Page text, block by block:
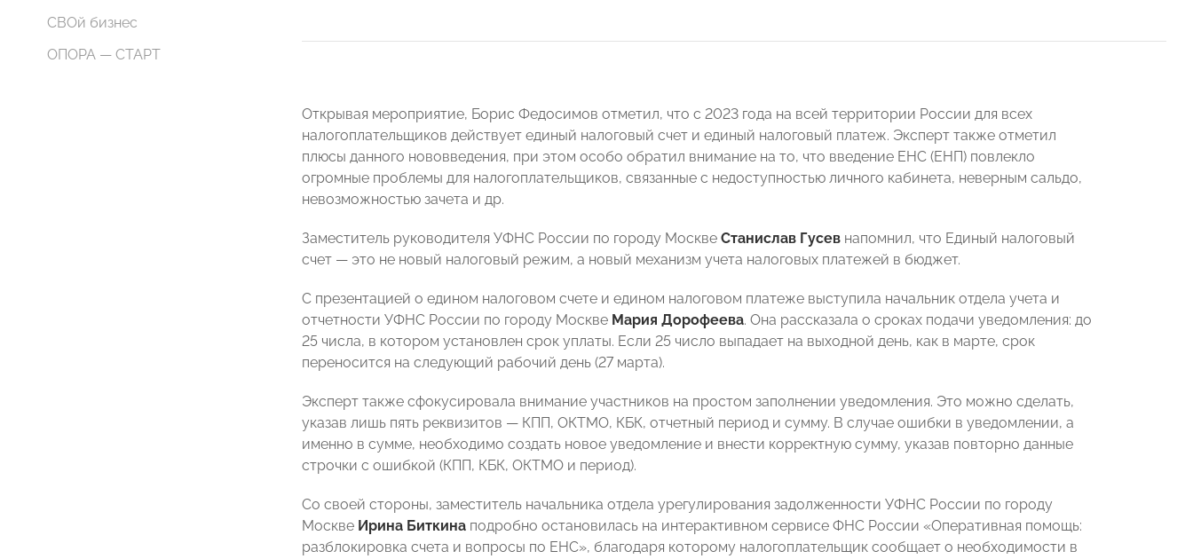
СВОй бизнес
ОПОРА — СТАРТ
Открывая мероприятие, Борис Федосимов отметил, что с 2023 года на всей территории России для всех
налогоплательщиков действует единый налоговый счет и единый налоговый платеж. Эксперт также отметил
плюсы данного нововведения, при этом особо обратил внимание на то, что введение ЕНС (ЕНП) повлекло
огромные проблемы для налогоплательщиков, связанные с недоступностью личного кабинета, неверным сальдо,
невозможностью зачета и др.
Заместитель руководителя УФНС России по городу Москве Станислав Гусев напомнил, что Единый налоговый
счет — это не новый налоговый режим, а новый механизм учета налоговых платежей в бюджет.
С презентацией о едином налоговом счете и едином налоговом платеже выступила начальник отдела учета и
отчетности УФНС России по городу Москве Мария Дорофеева. Она рассказала о сроках подачи уведомления: до
25 числа, в котором установлен срок уплаты. Если 25 число выпадает на выходной день, как в марте, срок
переносится на следующий рабочий день (27 марта).
Эксперт также сфокусировала внимание участников на простом заполнении уведомления. Это можно сделать,
указав лишь пять реквизитов — КПП, ОКТМО, КБК, отчетный период и сумму. В случае ошибки в уведомлении, а
именно в сумме, необходимо создать новое уведомление и внести корректную сумму, указав повторно данные
строчки с ошибкой (КПП, КБК, ОКТМО и период).
Со своей стороны, заместитель начальника отдела урегулирования задолженности УФНС России по городу
Москве Ирина Биткина подробно остановилась на интерактивном сервисе ФНС России «Оперативная помощь:
разблокировка счета и вопросы по ЕНС», благодаря которому налогоплательщик сообщает о необходимости в